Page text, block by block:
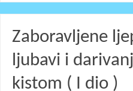
Zaboravljene
ljubavi i
kistom ( I dio )